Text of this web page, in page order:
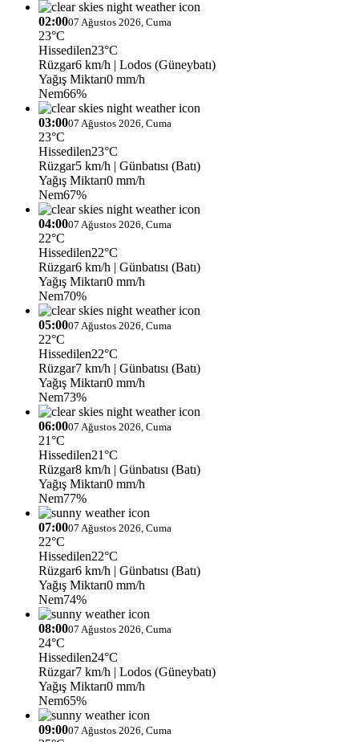
02:0007 Ağustos 2026, Cuma
23°C
Hissedilen23°C
Rüzgar6 km/h | Lodos (Güneybatı)
Yağış Miktarı0 mm/h
Nem66%
03:0007 Ağustos 2026, Cuma
23°C
Hissedilen23°C
Rüzgar5 km/h | Günbatısı (Batı)
Yağış Miktarı0 mm/h
Nem67%
04:0007 Ağustos 2026, Cuma
22°C
Hissedilen22°C
Rüzgar6 km/h | Günbatısı (Batı)
Yağış Miktarı0 mm/h
Nem70%
05:0007 Ağustos 2026, Cuma
22°C
Hissedilen22°C
Rüzgar7 km/h | Günbatısı (Batı)
Yağış Miktarı0 mm/h
Nem73%
06:0007 Ağustos 2026, Cuma
21°C
Hissedilen21°C
Rüzgar8 km/h | Günbatısı (Batı)
Yağış Miktarı0 mm/h
Nem77%
07:0007 Ağustos 2026, Cuma
22°C
Hissedilen22°C
Rüzgar6 km/h | Günbatısı (Batı)
Yağış Miktarı0 mm/h
Nem74%
08:0007 Ağustos 2026, Cuma
24°C
Hissedilen24°C
Rüzgar7 km/h | Lodos (Güneybatı)
Yağış Miktarı0 mm/h
Nem65%
09:0007 Ağustos 2026, Cuma